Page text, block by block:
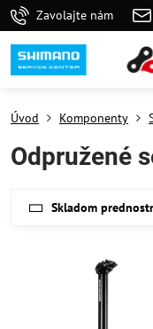
Zavolajte nám
Úvod Komponenty
Odpružené
Skladom